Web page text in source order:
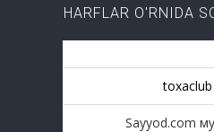
HARFLAR O'RNIDA
toxaclub
Sayyod.com